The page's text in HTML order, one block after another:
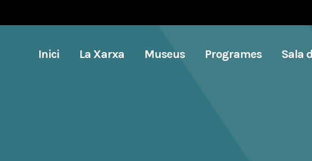
Inici La Xarxa Museus Programes Sala